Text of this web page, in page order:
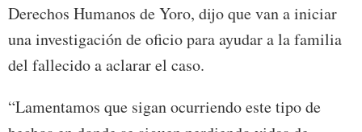
Derechos Humanos de Yoro, dijo que van a iniciar
una investigación de oficio para ayudar a la familia
del fallecido a aclarar el caso.
“Lamentamos que sigan ocurriendo este tipo de